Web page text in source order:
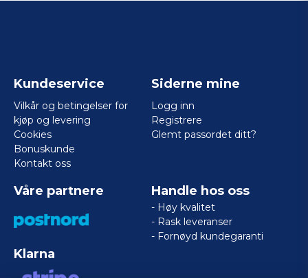
Kundeservice
Vilkår og betingelser for
kjøp og levering
Cookies
Bonuskunde
Kontakt oss
Siderne mine
Logg inn
Registrere
Glemt passordet ditt?
Våre partnere
Klarna
Handle hos oss
- Høy kvalitet
- Rask leveranser
- Fornøyd kundegaranti